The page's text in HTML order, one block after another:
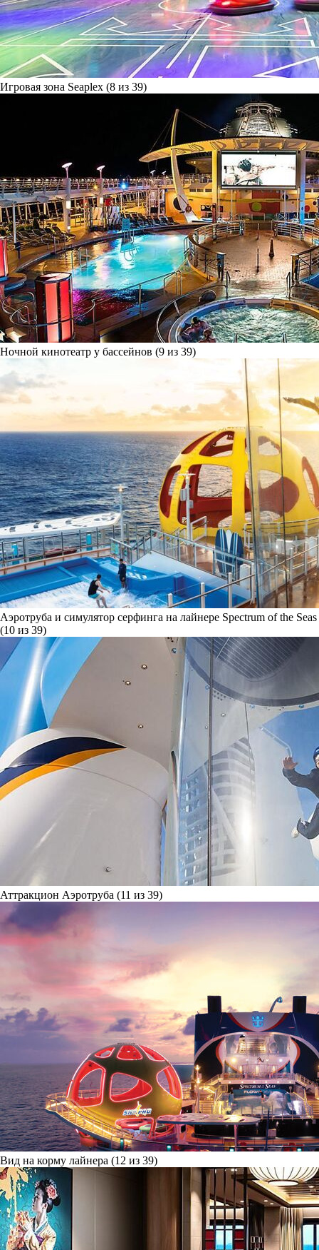
Игровая зона Seaplex (8 из 39)
Ночной кинотеатр у бассейнов (9 из 39)
Аэротруба и симулятор серфинга на лайнере Spectrum of the Seas
(10 из 39)
Аттракцион Аэротруба (11 из 39)
Вид на корму лайнера (12 из 39)